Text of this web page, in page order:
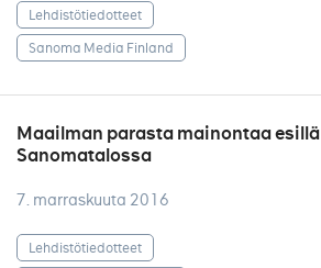
Lehdistötiedotteet
Sanoma Media Finland
Maailman parasta mainontaa esillä
Sanomatalossa
7. marraskuuta 2016
Lehdistötiedotteet